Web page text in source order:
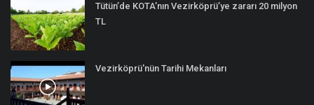
Tütün’de KOTA’nın Vezirköprü’ye zararı 20 milyon
TL
Vezirköprü'nün Tarihi Mekanları